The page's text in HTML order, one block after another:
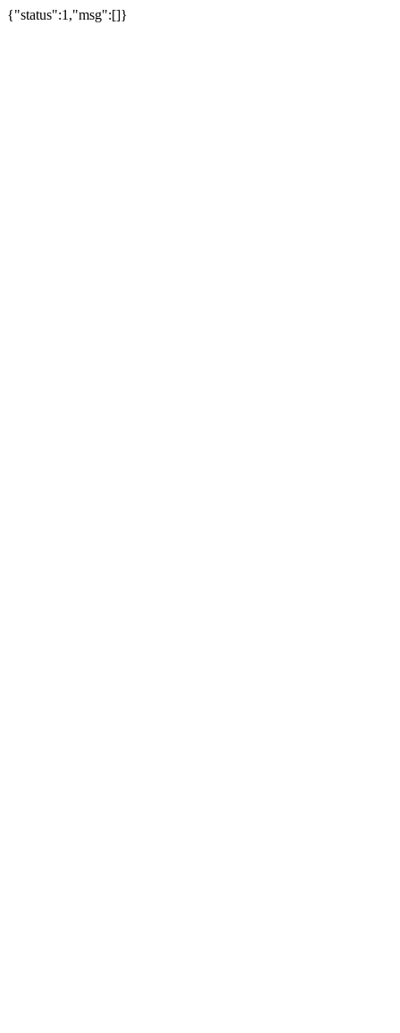
{"status":1,"msg":[]}